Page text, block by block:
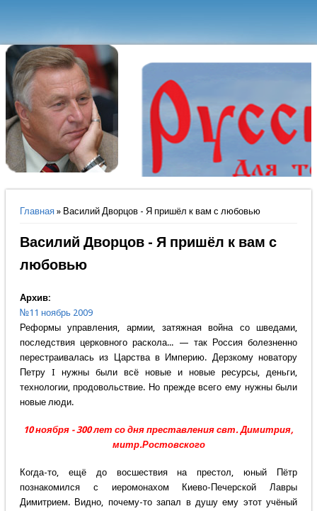
Вы здесь
Главная» Василий Дворцов - Я пришёл к вам с любовью
Василий Дворцов - Я пришёл к вам с
любовью
Архив:
№11 ноябрь 2009
Реформы управления, армии, затяжная война со шведами,
последствия церковного раскола... — так Россия болезненно
перестраивалась из Царства в Империю. Дерзкому новатору
Петру I нужны были всё новые и новые ресурсы, деньги,
технологии, продовольствие. Но прежде всего ему нужны были
новые люди.
10 ноября - 300 лет со дня преставления свт. Димитрия,
митр.Ростовского
Когда-то, ещё до восшествия на престол, юный Пётр
познакомился с иеромонахом Киево-Печерской Лавры
Димитрием. Видно, почему-то запал в душу ему этот учёный